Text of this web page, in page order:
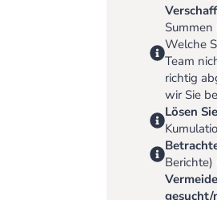
Welche
Team
richtig
wir Sie
Lösen
gesucht/